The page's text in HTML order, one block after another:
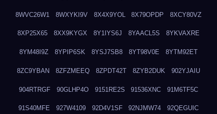
8WVC26W1 8WXYKI9V 8X4X9YOL 8X79OPDP 8XCY80VZ
8XP25X65 8XX9KYGX 8Y1IYS6J 8YAACL5S 8YKVAXRE
8YM48I9Z 8YPIP6SK 8YSJ7SB8 8YT98V0E 8YTM92ET
8ZC9YBAN 8ZFZMEEQ 8ZPDT42T 8ZYB2DUK 902YJAIU
904RTRGF 90GLHP4O 9151RE2S 91536XNC 91M6TF5C
91S40MFE 927W4109 92D4V1SF 92NJMW74 92QEGUIC